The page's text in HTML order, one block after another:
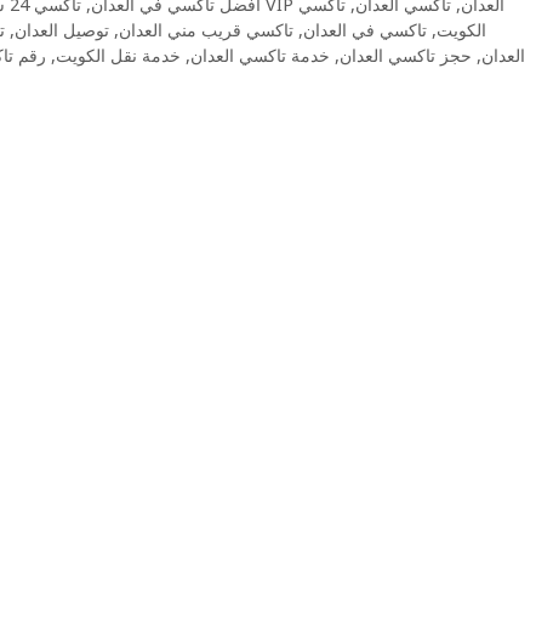
الكويت, تاكسي في العدان, تاكسي قريب مني العدان, توصيل العدان,
العدان, حجز تاكسي العدان, خدمة تاكسي العدان, خدمة نقل الكويت, رقم